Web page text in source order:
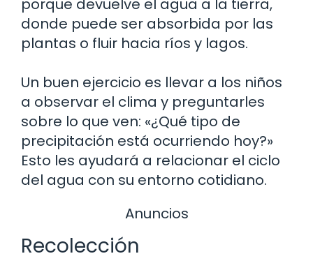
porque devuelve el agua a la tierra,
donde puede ser absorbida por las
plantas o fluir hacia ríos y lagos.
Un buen ejercicio es llevar a los niños
a observar el clima y preguntarles
sobre lo que ven: «¿Qué tipo de
precipitación está ocurriendo hoy?»
Esto les ayudará a relacionar el ciclo
del agua con su entorno cotidiano.
Anuncios
Recolección